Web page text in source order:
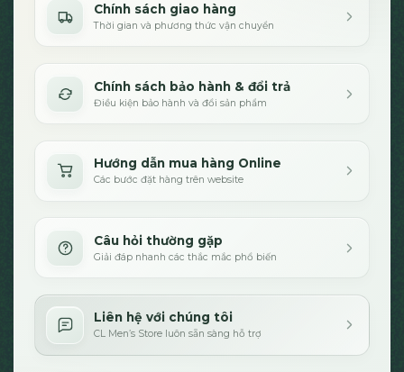
Chính sách giao hàng
Thời gian và phương thức vận chuyển
Chính sách bảo hành & đổi trả
Điều kiện bảo hành và đổi sản phẩm
Hướng dẫn mua hàng Online
Các bước đặt hàng trên website
Câu hỏi thường gặp
Giải đáp nhanh các thắc mắc phổ biến
Liên hệ với chúng tôi
CL Men’s Store luôn sẵn sàng hỗ trợ